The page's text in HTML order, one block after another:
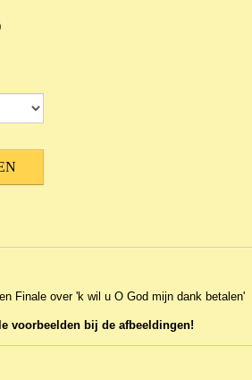
Promusic
Finale over 'k wil u O God mijn dank betalen'
voorbeelden bij de afbeeldingen!